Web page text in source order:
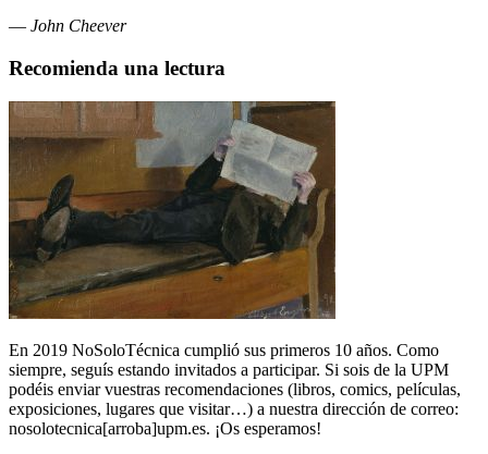
— John Cheever
Recomienda una lectura
En 2019 NoSoloTécnica cumplió sus primeros 10 años. Como
siempre, seguís estando invitados a participar. Si sois de la UPM
podéis enviar vuestras recomendaciones (libros, comics, películas,
exposiciones, lugares que visitar…) a nuestra dirección de correo:
nosolotecnica[arroba]upm.es. ¡Os esperamos!